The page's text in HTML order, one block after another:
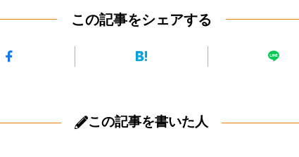
この記事をシェアする
この記事を書いた人